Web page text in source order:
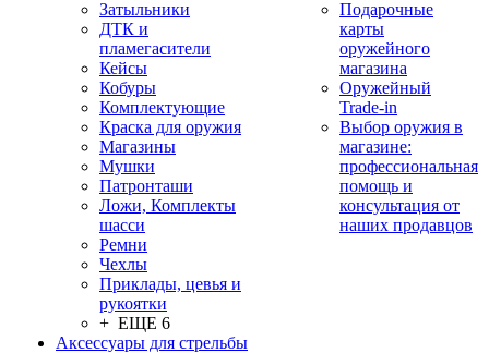
Затыльники
ДТК и
пламегасители
Кейсы
Кобуры
Комплектующие
Краска для оружия
Магазины
Мушки
Патронташи
Ложи, Комплекты
шасси
Ремни
Чехлы
Приклады, цевья и
рукоятки
+ ЕЩЕ 6
Аксессуары для стрельбы
Подарочные
карты
оружейного
магазина
Оружейный
Trade-in
Выбор оружия в
магазине:
профессиональная
помощь и
консультация от
наших продавцов